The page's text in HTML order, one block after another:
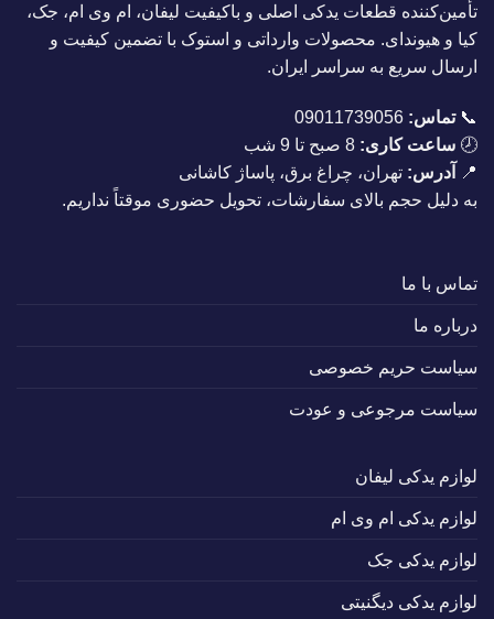
تأمین‌کننده قطعات یدکی اصلی و باکیفیت لیفان، ام وی ام، جک،
کیا و هیوندای. محصولات وارداتی و استوک با تضمین کیفیت و
ارسال سریع به سراسر ایران.
📞تماس: 09011739056
🕗 ساعت کاری:
📍
آدرس: تهران، چراغ برق، پاساژ کاشانی
به دلیل حجم بالای سفارشات، تحویل حضوری موقتاً نداریم.
تماس با ما
درباره ما
سیاست حریم خصوصی
سیاست مرجوعی و عودت
لوازم یدکی لیفان
لوازم یدکی ام وی ام
لوازم یدکی جک
لوازم یدکی دیگنیتی